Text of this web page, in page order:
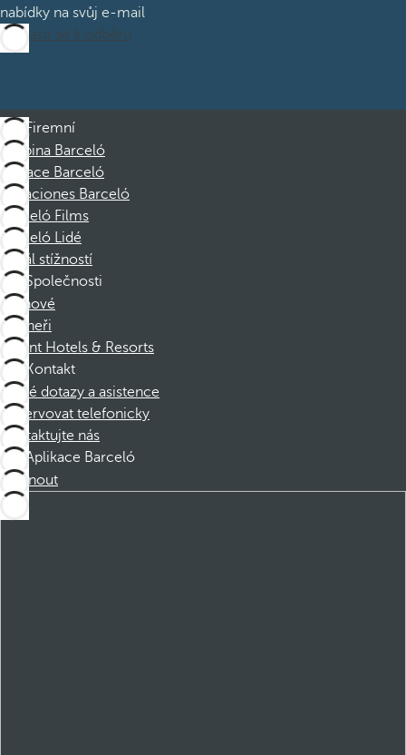
nabídky na svůj e-mail
Přihlásit se k odběru
Firemní
Skupina Barceló
Nadace Barceló
Vacaciones Barceló
Barceló Films
Barceló Lidé
Kanál stížností
Společnosti
Členové
Partneři
Dorint Hotels & Resorts
Kontakt
Časté dotazy a asistence
Rezervovat telefonicky
Kontaktujte nás
Aplikace Barceló
Stáhnout